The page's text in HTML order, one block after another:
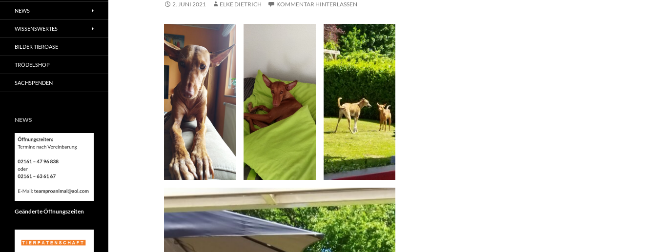
2. JUNI 2021 ELKE DIETRICH KOMMENTAR HINTERLASSEN
NEWS
WISSENSWERTES
BILDER TIEROASE
TRÖDELSHOP
SACHSPENDEN
NEWS
Geänderte Öffnungszeiten